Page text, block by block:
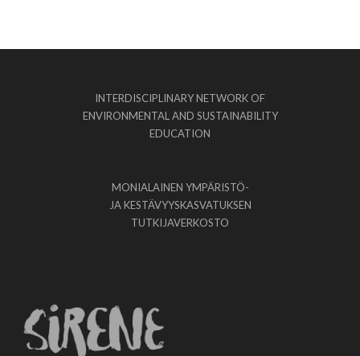
INTERDISCIPLINARY NETWORK OF
ENVIRONMENTAL AND SUSTAINABILITY
EDUCATION
MONIALAINEN YMPÄRISTÖ-
JA KESTÄVYYSKASVATUKSEN
TUTKIJAVERKOSTO